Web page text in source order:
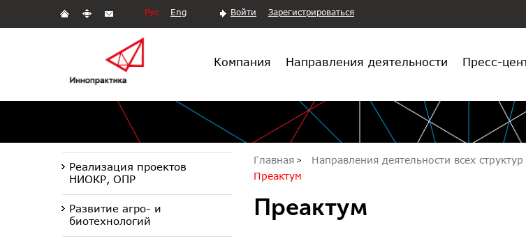
Рус Eng Войти Зарегистрироваться
Компания Направления деятельности Пресс-
Главная Направления деятельности всех
Преактум
Преактум
Реализация проектов
НИОКР, ОПР
Развитие агро- и
биотехнологий